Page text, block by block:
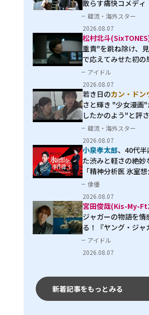
散らす痛快コメディ
とソ理事～Bravo!
～」
韓流・海外スター
2026.08.07
松村北斗
重責"を跳ね除け、
で応えてみせた初の
画「秒速5センチメー
アイドル
2026.08.07
若き日のカン・ドン
さと輝き "少女漫画
したかのよう"と評
オカミの誘惑」
韓流・海外スター
2026.08.07
小泉孝太郎、40代
た渋みと軽さの絶妙
「精神分析医 氷室
３」で見せる進化
俳優
2026.08.07
宮田俊哉(Kis-My-
ジャガーの物語を情
る！『ヤング・ジャ
ングル王への道』『
ウミガメの物語：熱
アイドル
2026.08.07
新着記事をもっとみる